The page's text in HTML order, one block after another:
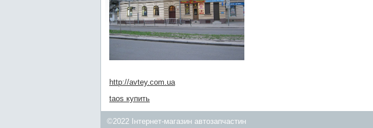
http://avtey.com.ua
taos купить
©2022 Інтернет-магазин автозапчастин